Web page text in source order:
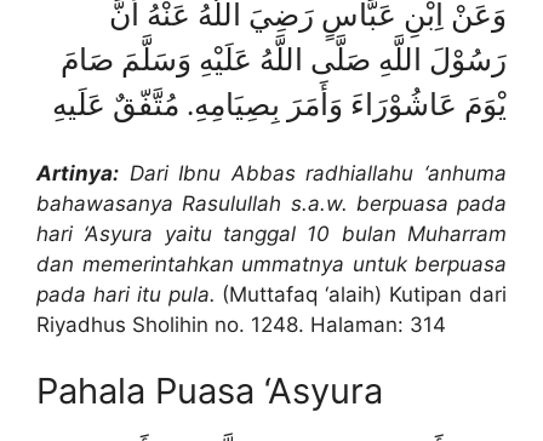
وَعَنْ اِبْنِ عَبَّاسٍ رَضِيَ اللَّهُ عَنْهُ أَنَّ
رَسُوْلَ اللَّهِ صَلَّى اللَّهُ عَلَيْهِ وَسَلَّمَ صَامَ
يْوَمَ عَاشُوْرَاءَ وَأَمَرَ بِصِيَامِهِ. مُتَّفّقٌ عَلَيهِ
Artinya: Dari Ibnu Abbas radhiallahu ‘anhuma
bahawasanya Rasulullah s.a.w. berpuasa pada
hari ‘Asyura yaitu tanggal 10 bulan Muharram
dan memerintahkan ummatnya untuk berpuasa
pada hari itu pula. (Muttafaq ‘alaih) Kutipan dari
Riyadhus Sholihin no. 1248. Halaman: 314
Pahala Puasa ‘Asyura